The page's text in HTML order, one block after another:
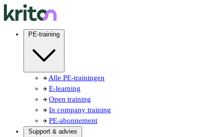
PE-training
Alle PE-trainingen
E-learning
Open training
In company training
PE-abonnement
Support & advies